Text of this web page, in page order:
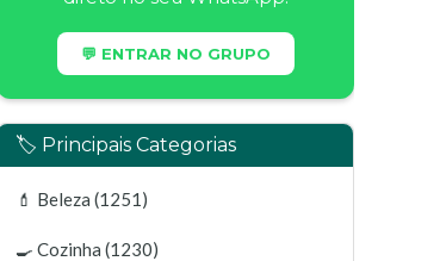
💬 ENTRAR NO GRUPO
🏷️ Principais Categorias
💄 Beleza (1251)
🍳 Cozinha (1230)